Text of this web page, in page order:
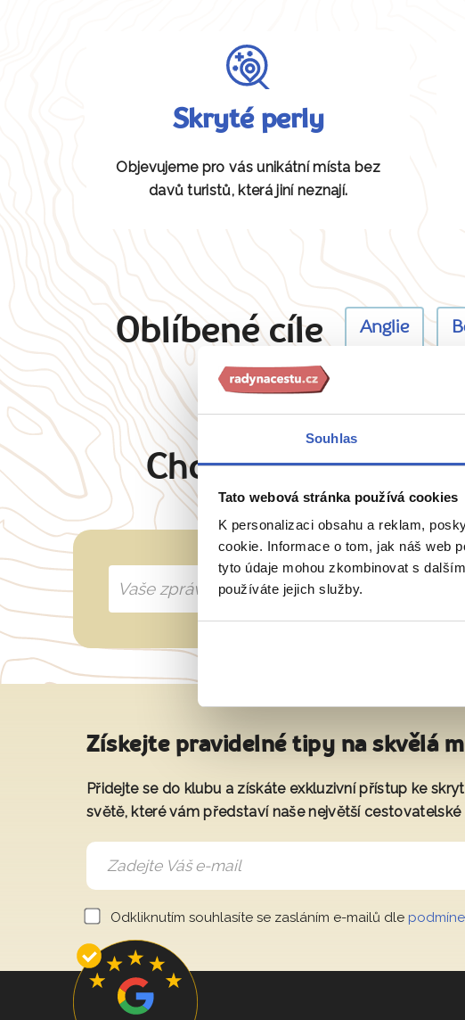
Souhlas
Tato webová stránka používá cookies
K personalizaci obsahu a reklam,
cookie. Informace o tom, jak náš web
tyto údaje mohou zkombinovat s
používáte jejich služby.
Skryté perly
Objevujeme pro vás unikátní místa bez
davů turistů, která jiní neznají.
Oblíbené cíle Anglie
Chcete oslovit
Získejte pravidelné tipy na skvělá
Přidejte se do klubu a získáte exkluzivní přístup ke
světě, které vám představí naše největší cestovatelské
Odkliknutím souhlasíte se zasláním e-mailů dle